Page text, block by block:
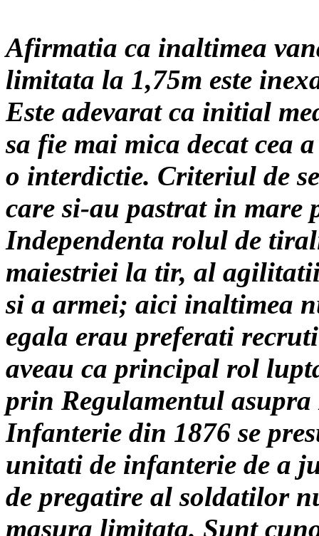
Afirmatia ca inaltimea
limitata la 1,75m este
Este adevarat ca initial
sa fie mai mica decat cea
o interdictie. Criteriul de
care si-au pastrat in mare
Independenta rolul de
maiestriei la tir, al
si a armei; aici inaltimea
egala erau preferati
aveau ca principal rol
prin Regulamentul
Infanterie din 1876 se
unitati de infanterie de a
de pregatire al soldatilor
masura limitata. Sunt